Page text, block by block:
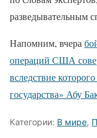
разведывательным
Напомним, вчера
операций США
вследствие
государства» Абу
Категории: В мире,